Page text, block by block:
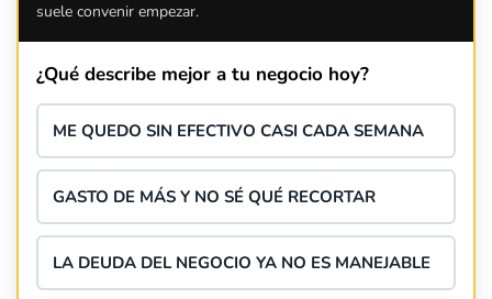
suele convenir empezar.
¿Qué describe mejor a tu negocio hoy?
ME QUEDO SIN EFECTIVO CASI CADA SEMANA
GASTO DE MÁS Y NO SÉ QUÉ RECORTAR
LA DEUDA DEL NEGOCIO YA NO ES MANEJABLE